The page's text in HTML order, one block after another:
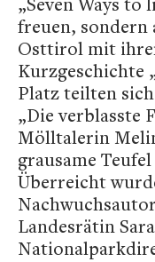
freuen, sondern
Osttirol mit
Kurzgeschichte
Platz teilten
„Die verblasste
Mölltalerin
grausame
Überreicht
Landesrätin